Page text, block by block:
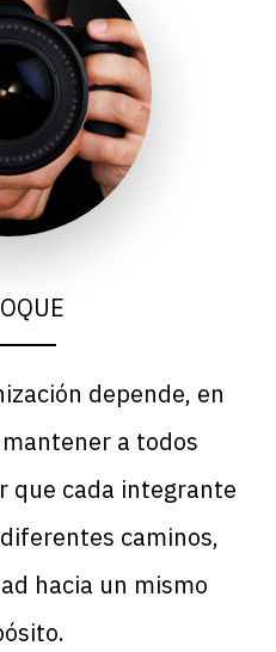
depende, en
mantener a todos
que cada integrante
caminos,
hacia un mismo